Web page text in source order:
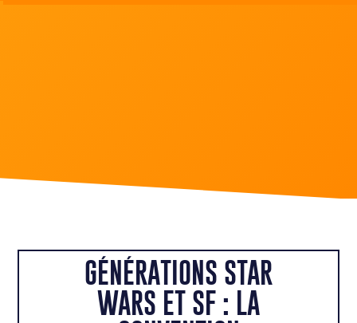
GÉNÉRATIONS STAR
WARS ET SF : LA